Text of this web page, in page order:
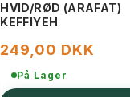
HVID/RØD (ARAFAT)
KEFFIYEH
249,00 DKK
På Lager